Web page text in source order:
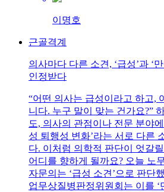
이명호
근골격계
의사마다 다른 소견, ‘급성’과 ‘
인정받다
“어떤 의사는 급성이라고 하고,
니다. 누구 말이 맞는 건가요?”
도, 의사의 관점이나 전문 분야
성 퇴행성 변화’라는 서로 다른
다. 이처럼 의학적 판단이 엇갈
어디를 향하게 될까요? 오늘 노
자문의는 ‘급성 소견’으로 판단
업무상질병판정위원회는 이를 ‘